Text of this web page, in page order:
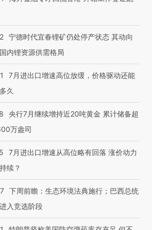
宁德时代宜春锂矿仍处停产状态 其动向
内锂资源供需格局
7月进出口增速高位放缓，价格驱动还能
久
央行7月继续增持近20吨黄金 累计储备超
万盎司
7月进出口增速从高位略有回落 涨价动力
续？
下周前瞻：生态环境法典施行；巴西总统
入竞选阶段